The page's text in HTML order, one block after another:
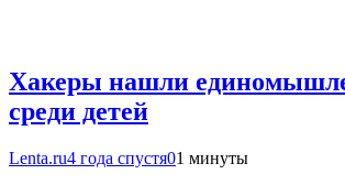
Хакеры нашли
среди детей
Lenta.ru4 года спустя01 минуты